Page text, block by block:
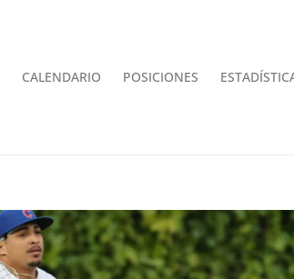
CALENDARIO POSICIONES